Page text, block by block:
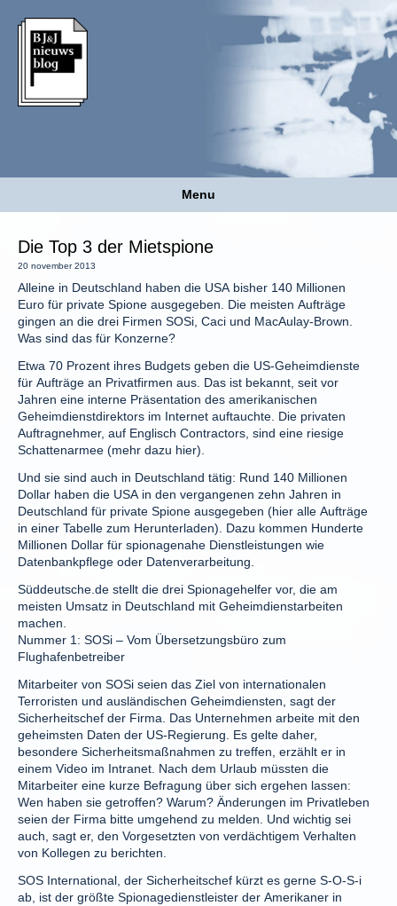
Menu
Die Top 3 der Mietspione
20 november 2013
Alleine in Deutschland haben die USA bisher 140 Millionen
Euro für private Spione ausgegeben. Die meisten Aufträge
gingen an die drei Firmen SOSi, Caci und MacAulay-Brown.
Was sind das für Konzerne?
Etwa 70 Prozent ihres Budgets geben die US-Geheimdienste
für Aufträge an Privatfirmen aus. Das ist bekannt, seit vor
Jahren eine interne Präsentation des amerikanischen
Geheimdienstdirektors im Internet auftauchte. Die privaten
Auftragnehmer, auf Englisch Contractors, sind eine riesige
Schattenarmee (mehr dazu hier).
Und sie sind auch in Deutschland tätig: Rund 140 Millionen
Dollar haben die USA in den vergangenen zehn Jahren in
Deutschland für private Spione ausgegeben (hier alle Aufträge
in einer Tabelle zum Herunterladen). Dazu kommen Hunderte
Millionen Dollar für spionagenahe Dienstleistungen wie
Datenbankpflege oder Datenverarbeitung.
Süddeutsche.de stellt die drei Spionagehelfer vor, die am
meisten Umsatz in Deutschland mit Geheimdienstarbeiten
machen.
Nummer 1: SOSi – Vom Übersetzungsbüro zum
Flughafenbetreiber
Mitarbeiter von SOSi seien das Ziel von internationalen
Terroristen und ausländischen Geheimdiensten, sagt der
Sicherheitschef der Firma. Das Unternehmen arbeite mit den
geheimsten Daten der US-Regierung. Es gelte daher,
besondere Sicherheitsmaßnahmen zu treffen, erzählt er in
einem Video im Intranet. Nach dem Urlaub müssten die
Mitarbeiter eine kurze Befragung über sich ergehen lassen:
Wen haben sie getroffen? Warum? Änderungen im Privatleben
seien der Firma bitte umgehend zu melden. Und wichtig sei
auch, sagt er, den Vorgesetzten von verdächtigem Verhalten
von Kollegen zu berichten.
SOS International, der Sicherheitschef kürzt es gerne S-O-S-i
ab, ist der größte Spionagedienstleister der Amerikaner in